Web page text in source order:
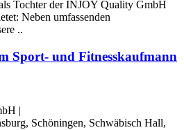
Tochter der INJOY Quality GmbH
Neben umfassenden
..
Sport- und Fitnesskaufmann
|
Schöningen, Schwäbisch Hall,